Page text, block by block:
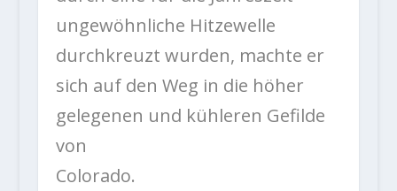
ungewöhnliche Hitzewelle
durchkreuzt wurden, machte er
sich auf den Weg in die höher
gelegenen und kühleren Gefilde
von
Colorado.